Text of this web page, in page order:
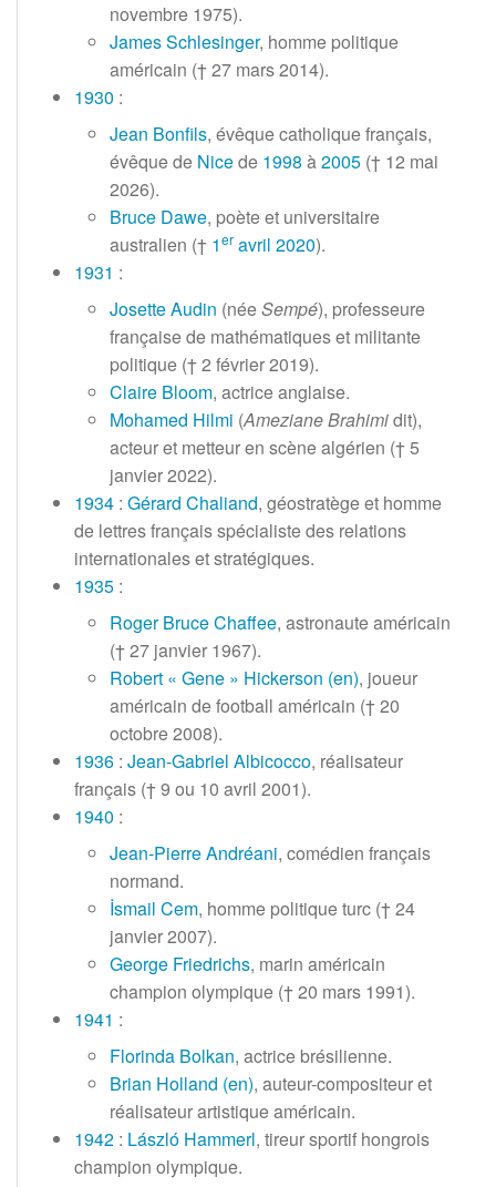
novembre 1975).
James Schlesinger, homme politique
américain (†27 mars 2014).
1930 :
Jean Bonfils, évêque catholique français,
évêque de Nicede 1998 à2005 († 12 mai
2026).
Bruce Dawe, poète et universitaire
australien († 1er avril 2020).
1931 :
Josette Audin (néeSempé), professeure
française de mathématiques et militante
politique (†2 février 2019).
Claire Bloom, actrice anglaise.
Mohamed Hilmi (Ameziane Brahimidit),
acteur et metteur en scène algérien (†5
janvier 2022).
1934 : Gérard Chaliand, géostratège et homme
de lettres français spécialiste des relations
internationales et stratégiques.
1935 :
Roger Bruce Chaffee, astronaute américain
(†27 janvier 1967).
Robert « Gene » Hickerson (en), joueur
américain de football américain (†20
octobre 2008).
1936 : Jean-Gabriel Albicocco, réalisateur
français († 9 ou 10 avril 2001).
1940 :
Jean-Pierre Andréani, comédien français
normand.
İsmail Cem, homme politique turc (†24
janvier 2007).
George Friedrichs, marin américain
champion olympique (†20 mars 1991).
1941 :
Florinda Bolkan, actrice brésilienne.
Brian Holland (en), auteur-compositeur et
réalisateur artistique américain.
1942 : László Hammerl, tireur sportif hongrois
champion olympique.